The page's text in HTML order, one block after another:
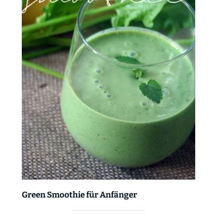
Green Smoothie für Anfänger